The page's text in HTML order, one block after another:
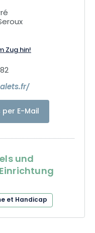
Zug hin!
E-Mail
und
et Handicap